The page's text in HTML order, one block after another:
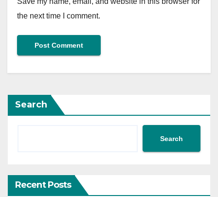
the next time I comment.
Search
Search
Recent Posts